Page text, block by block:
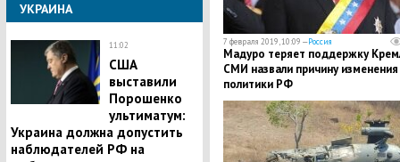
УКРАИНА
11:02
США
выставили
Порошенко
ультиматум:
Украина должна допустить
наблюдателей РФ на
7 февраля 2019, 10:09 —Россия
Мадуро теряет поддержку
СМИ назвали причину изменения
политики РФ